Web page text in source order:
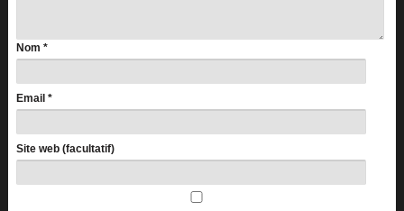
Nom *
Email *
Site web (facultatif)